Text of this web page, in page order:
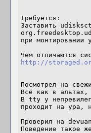
Требуется:
Заставить
при
http://
Посмотрел на
Всё как в альтах,
В tty у
проходит на ура,
Проверил на
Поведение